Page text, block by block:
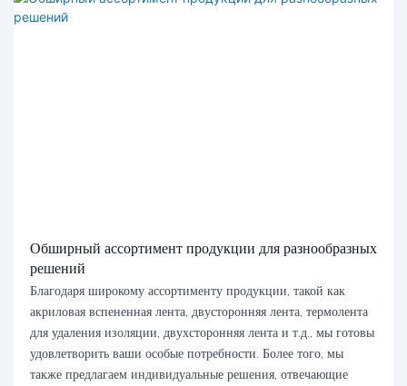
Обширный ассортимент продукции для разнообразных
решений
Благодаря широкому ассортименту продукции, такой как
акриловая вспененная лента, двусторонняя лента, термолента
для удаления изоляции, двухсторонняя лента и т.д., мы готовы
удовлетворить ваши особые потребности. Более того, мы
также предлагаем индивидуальные решения, отвечающие